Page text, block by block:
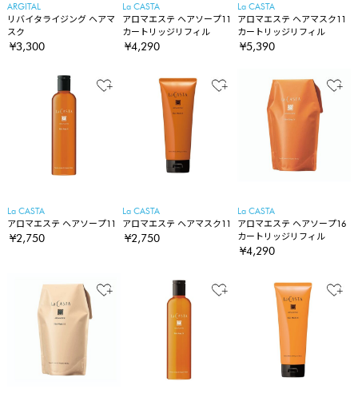
ARGITAL
リバイタライジング ヘアマ
スク
¥3,300
La CASTA
アロマエステ ヘアソープ11
カートリッジリフィル
¥4,290
La CASTA
アロマエステ ヘアマスク11
カートリッジリフィル
¥5,390
La CASTA
アロマエステ ヘアソープ11
¥2,750
La CASTA
アロマエステ ヘアマスク11
¥2,750
La CASTA
アロマエステ ヘアソープ16
カートリッジリフィル
¥4,290